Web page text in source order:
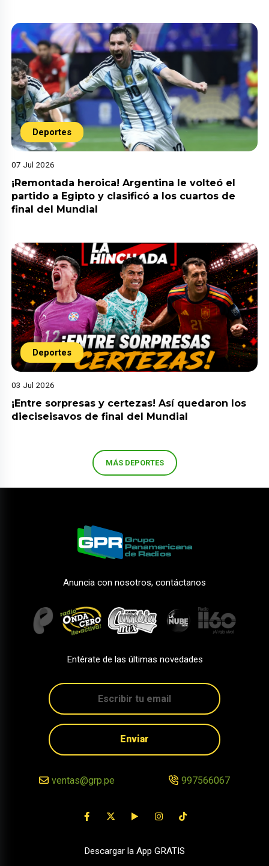
Deportes
07 Jul 2026
¡Remontada heroica! Argentina le volteó el
partido a Egipto y clasificó a los cuartos de
final del Mundial
Deportes
03 Jul 2026
¡Entre sorpresas y certezas! Así quedaron los
dieciseisavos de final del Mundial
MÁS DEPORTES
Anuncia con nosotros, contáctanos
Entérate de las últimas novedades
Enviar
ventas@grp.pe 997566067
Descargar la App GRATIS